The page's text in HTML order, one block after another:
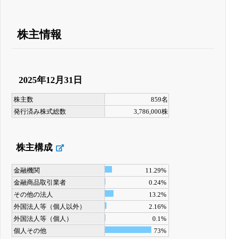
株主情報
2025年12月31日
株主数
859名
発行済み株式総数
3,786,000株
株主構成
金融機関
11.29%
金融商品取引業者
0.24%
その他の法人
13.2%
外国法人等（個人以外）
2.16%
外国法人等（個人）
0.1%
個人その他
73%